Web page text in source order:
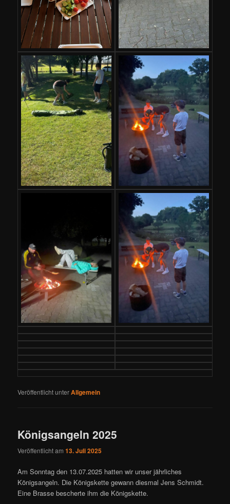
Veröffentlicht unterAllgemein
Königsangeln 2025
Veröffentlicht am13. Juli 2025
Am Sonntag den 13.07.2025 hatten wir unser jährliches
Königsangeln. Die Königskette gewann diesmal Jens Schmidt.
Eine Brasse bescherte ihm die Königskette.